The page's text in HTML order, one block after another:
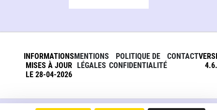
INFORMATIONS
MISES À JOUR
LE 28-04-2026
MENTIONS
LÉGALES
POLITIQUE DE
CONFIDENTIALITÉ
CONTACT